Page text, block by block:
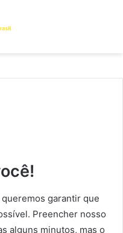
garantir que
Preencher nosso
alguns minutos, mas o